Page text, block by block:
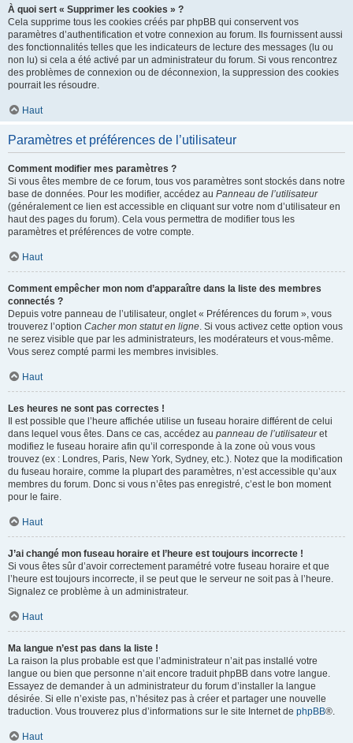
À quoi sert « Supprimer les cookies » ?
Cela supprime tous les cookies créés par phpBB qui conservent vos
paramètres d’authentification et votre connexion au forum. Ils fournissent aussi
des fonctionnalités telles que les indicateurs de lecture des messages (lu ou
non lu) si cela a été activé par un administrateur du forum. Si vous rencontrez
des problèmes de connexion ou de déconnexion, la suppression des cookies
pourrait les résoudre.
Haut
Paramètres et préférences de l’utilisateur
Comment modifier mes paramètres ?
Si vous êtes membre de ce forum, tous vos paramètres sont stockés dans notre
base de données. Pour les modifier, accédez au Panneau de l’utilisateur
(généralement ce lien est accessible en cliquant sur votre nom d’utilisateur en
haut des pages du forum). Cela vous permettra de modifier tous les
paramètres et préférences de votre compte.
Haut
Comment empêcher mon nom d’apparaître dans la liste des membres
connectés ?
Depuis votre panneau de l’utilisateur, onglet « Préférences du forum », vous
trouverez l’option Cacher mon statut en ligne. Si vous activez cette option vous
ne serez visible que par les administrateurs, les modérateurs et vous-même.
Vous serez compté parmi les membres invisibles.
Haut
Les heures ne sont pas correctes !
Il est possible que l’heure affichée utilise un fuseau horaire différent de celui
dans lequel vous êtes. Dans ce cas, accédez au panneau de l’utilisateuret
modifiez le fuseau horaire afin qu’il corresponde à la zone où vous vous
trouvez (ex : Londres, Paris, New York, Sydney, etc.). Notez que la modification
du fuseau horaire, comme la plupart des paramètres, n’est accessible qu’aux
membres du forum. Donc si vous n’êtes pas enregistré, c’est le bon moment
pour le faire.
Haut
J’ai changé mon fuseau horaire et l’heure est toujours incorrecte !
Si vous êtes sûr d’avoir correctement paramétré votre fuseau horaire et que
l’heure est toujours incorrecte, il se peut que le serveur ne soit pas à l’heure.
Signalez ce problème à un administrateur.
Haut
Ma langue n’est pas dans la liste !
La raison la plus probable est que l’administrateur n’ait pas installé votre
langue ou bien que personne n’ait encore traduit phpBB dans votre langue.
Essayez de demander à un administrateur du forum d’installer la langue
désirée. Si elle n’existe pas, n’hésitez pas à créer et partager une nouvelle
traduction. Vous trouverez plus d’informations sur le site Internet de phpBB®.
Haut